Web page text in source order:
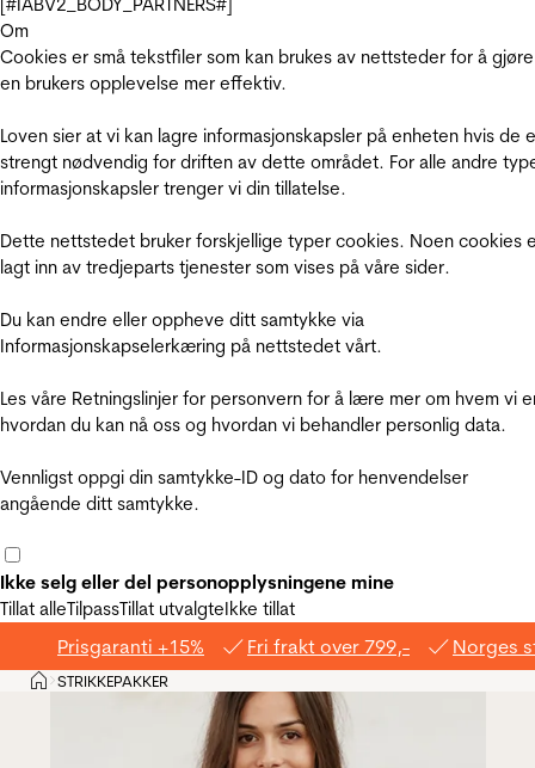
Om
Cookies er små tekstfiler som kan brukes av nettsteder for å gjøre
en brukers opplevelse mer effektiv.
Loven sier at vi kan lagre informasjonskapsler på enheten hvis de
strengt nødvendig for driften av dette området. For alle andre
informasjonskapsler trenger vi din tillatelse.
Dette nettstedet bruker forskjellige typer cookies. Noen cookies
lagt inn av tredjeparts tjenester som vises på våre sider.
Du kan endre eller oppheve ditt samtykke via
Informasjonskapselerkæring på nettstedet vårt.
Les våre Retningslinjer for personvern for å lære mer om hvem vi
hvordan du kan nå oss og hvordan vi behandler personlig data.
Vennligst oppgi din samtykke-ID og dato for henvendelser
angående ditt samtykke.
Ikke selg eller del personopplysningene mine
Tillat alleTilpassTillat utvalgteIkke tillat
Prisgaranti +15% Fri frakt over 799,- Norges
Hjem
>STRIKKEPAKKER